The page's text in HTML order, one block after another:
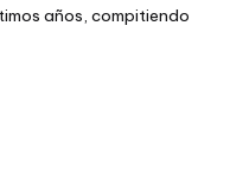
años, compitiendo